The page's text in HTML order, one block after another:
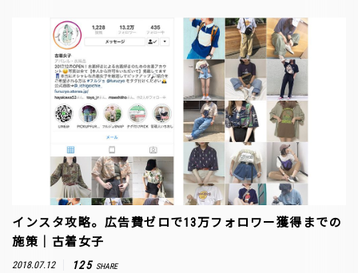
インスタ攻略。広告費ゼロで13万フォロワー獲得までの
施策｜古着女子
2018.07.12 125 SHARE